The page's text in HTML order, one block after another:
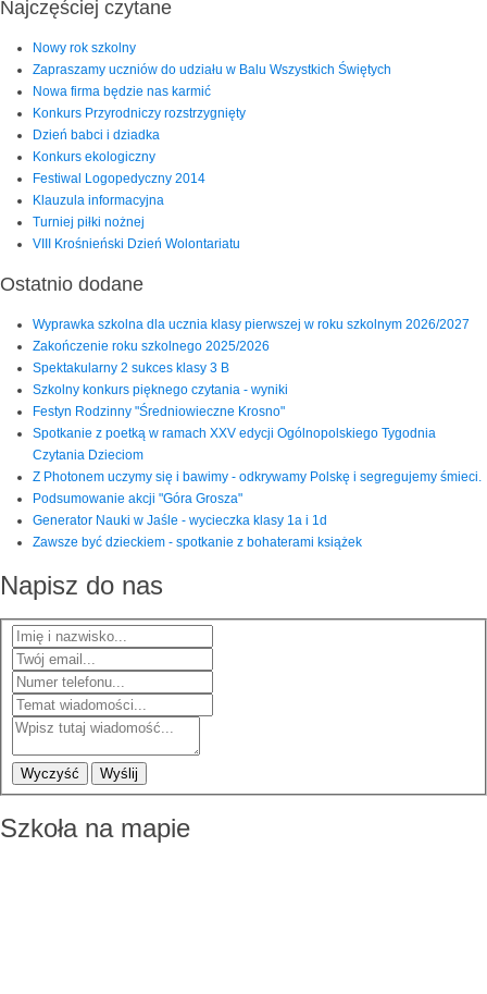
Najczęściej czytane
Nowy rok szkolny
Zapraszamy uczniów do udziału w Balu Wszystkich Świętych
Nowa firma będzie nas karmić
Konkurs Przyrodniczy rozstrzygnięty
Dzień babci i dziadka
Konkurs ekologiczny
Festiwal Logopedyczny 2014
Klauzula informacyjna
Turniej piłki nożnej
VIII Krośnieński Dzień Wolontariatu
Ostatnio dodane
Wyprawka szkolna dla ucznia klasy pierwszej w roku szkolnym 2026/2027
Zakończenie roku szkolnego 2025/2026
Spektakularny 2 sukces klasy 3 B
Szkolny konkurs pięknego czytania - wyniki
Festyn Rodzinny "Średniowieczne Krosno"
Spotkanie z poetką w ramach XXV edycji Ogólnopolskiego Tygodnia
Czytania Dzieciom
Z Photonem uczymy się i bawimy - odkrywamy Polskę i segregujemy śmieci.
Podsumowanie akcji "Góra Grosza"
Generator Nauki w Jaśle - wycieczka klasy 1a i 1d
Zawsze być dzieckiem - spotkanie z bohaterami książek
Napisz do nas
Wyczyść Wyślij
Szkoła na mapie